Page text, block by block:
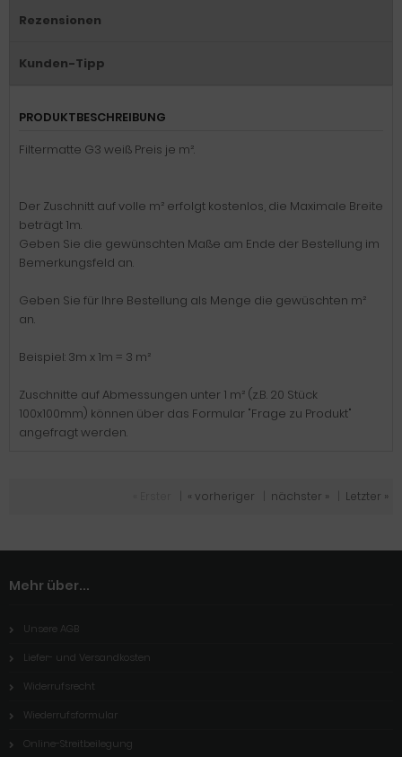
Rezensionen
Kunden-Tipp
PRODUKTBESCHREIBUNG
Filtermatte G3 weiß Preis je m².
Der Zuschnitt auf volle m² erfolgt kostenlos, die Maximale Breite
beträgt 1m.
Geben Sie die gewünschten Maße am Ende der Bestellung im
Bemerkungsfeld an.
Geben Sie für Ihre Bestellung als Menge die gewüschten m²
an.
Beispiel: 3m x 1m = 3 m²
Zuschnitte auf Abmessungen unter 1 m² (z.B. 20 Stück
100x100mm) können über das Formular "Frage zu Produkt"
angefragt werden.
« vorheriger nächster » Letzter »
Mehr über...
Unsere AGB
Liefer- und Versandkosten
Widerrufsrecht
Wiederrufsformular
Online-Streitbeilegung